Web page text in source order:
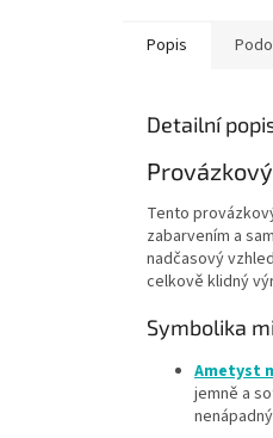
Popis
Detailní
Tento
zabarvením a
nadčasový
celkově klidný
Symbolika
Ametyst
jemně a